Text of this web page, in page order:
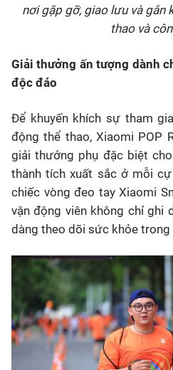
nơi gặp gỡ, giao lưu và gắn
thao và
Giải thưởng ấn tượng dành
độc đáo
Để khuyến khích sự tham
động thể thao, Xiaomi POP
giải thưởng phụ đặc biệt
thành tích xuất sắc ở mỗi
chiếc vòng đeo tay Xiaomi
vận động viên không chỉ ghi
dàng theo dõi sức khỏe trong